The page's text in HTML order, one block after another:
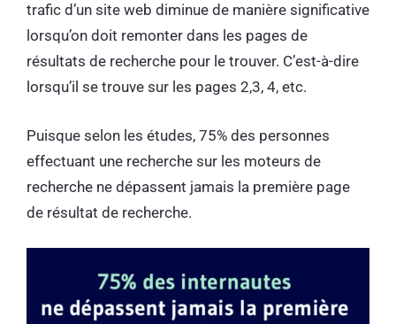
trafic d’un site web diminue de manière significative
lorsqu’on doit remonter dans les pages de
résultats de recherche pour le trouver. C’est-à-dire
lorsqu’il se trouve sur les pages 2,3, 4, etc.
Puisque selon les études, 75% des personnes
effectuant une recherche sur les moteurs de
recherche ne dépassent jamais la première page
de résultat de recherche.